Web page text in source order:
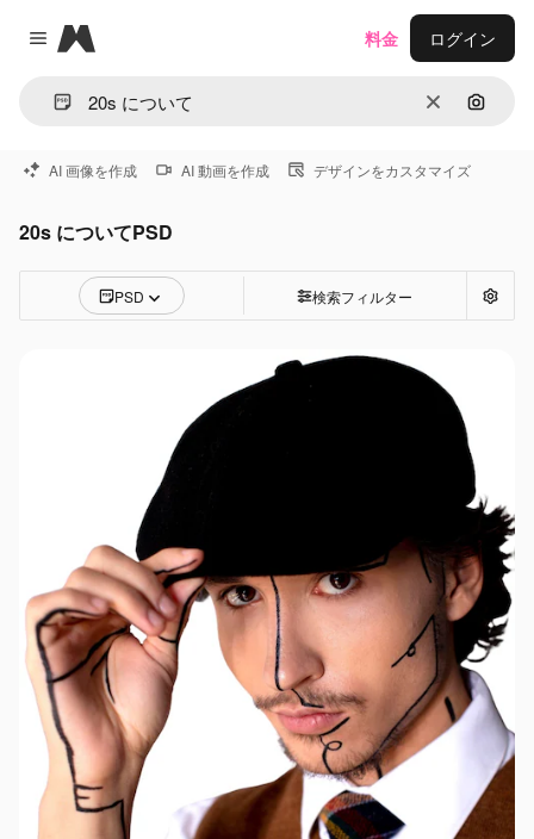
Close menu
Magnific
消去 画像で
料金 ログイン
AI 画像を作成 AI 動画を作成 デザインをカスタマイズ
20s についてPSD
PSD 検索フィルター